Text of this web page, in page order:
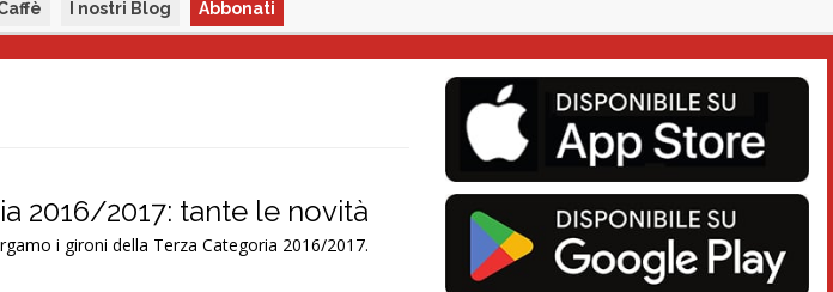
I nostri Blog Abbonati
2016/2017: tante le novità
i gironi della Terza Categoria 2016/2017.